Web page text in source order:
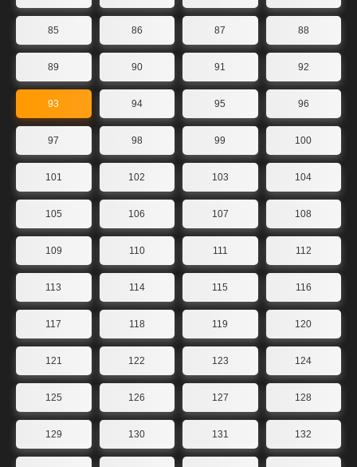
85 86 87 88
89 90 91 92
93 94 95 96
97 98 99 100
101 102 103 104
105 106 107 108
109 110 111 112
113 114 115 116
117 118 119 120
121 122 123 124
125 126 127 128
129 130 131 132